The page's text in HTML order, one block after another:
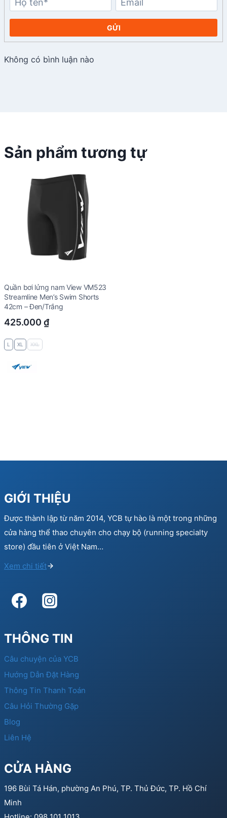
GỬI
Không có bình luận nào
Sản phẩm tương tự
Quần bơi lửng nam View VM523
Streamline Men’s Swim Shorts
42cm – Đen/Trắng
425.000 ₫
L XL XXL
GIỚI THIỆU
Được thành lập từ năm 2014, YCB tự hào là một trong những
cửa hàng thể thao chuyên cho chạy bộ (running specialty
store) đầu tiên ở Việt Nam…
Xem chi tiết
THÔNG TIN
Câu chuyện của YCB
Hướng Dẫn Đặt Hàng
Thông Tin Thanh Toán
Câu Hỏi Thường Gặp
Blog
Liên Hệ
CỬA HÀNG
196 Bùi Tá Hán, phường An Phú, TP. Thủ Đức, TP. Hồ Chí
Minh